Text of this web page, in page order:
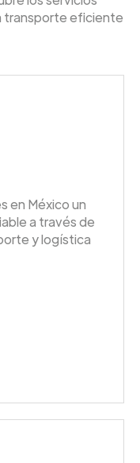
transporte eficiente
en México un
a través de
y logística